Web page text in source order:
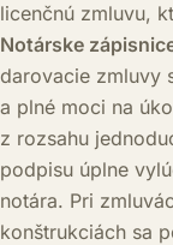
licenčnú zmluvu,
Notárske
darovacie zmluvy
a plné moci na
z rozsahu
podpisu úplne
notára. Pri
konštrukciách sa